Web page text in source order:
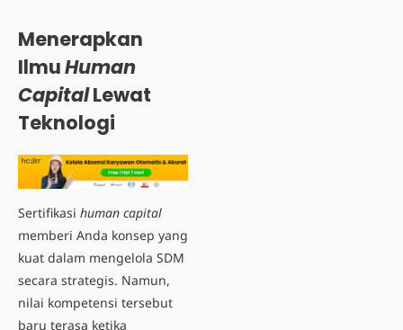
Menerapkan
IlmuHuman
CapitalLewat
Teknologi
Sertifikasi human capital
memberi Anda konsep yang
kuat dalam mengelola SDM
secara strategis. Namun,
nilai kompetensi tersebut
baru terasa ketika